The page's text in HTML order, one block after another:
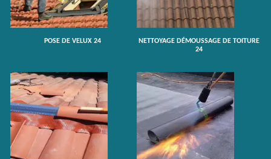
POSE DE VELUX 24
NETTOYAGE DÉMOUSSAGE DE TOITURE
24